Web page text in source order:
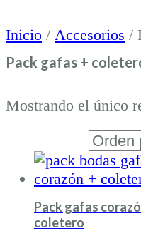
Inicio / Accesorios /
Pack gafas +
Mostrando el único
Pack gafas
coletero